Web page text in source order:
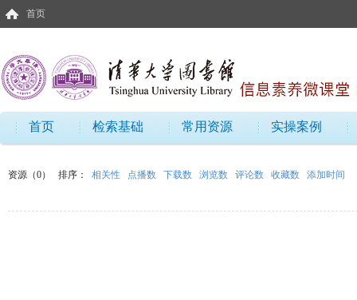
首页
首页 检索基础 常用资源 实操案例
资源（0） 排序： 相关性 点播数 下载数 浏览数 评论数 收藏数 添加时间